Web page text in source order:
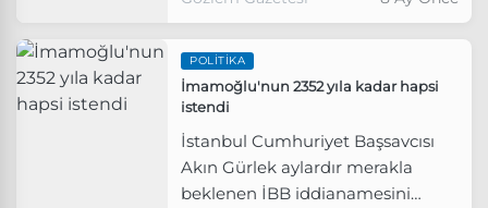
duyurdu.
POLITIKA
İmamoğlu'nun 2352 yıla kadar hapsi
istendi
İstanbul Cumhuriyet Başsavcısı
Akın Gürlek aylardır merakla
beklenen İBB iddianamesini